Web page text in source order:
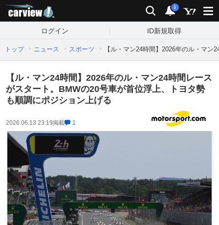
検索 通知
i
ログイン ID新規取得
トップ ニュース スポーツ 【ル・マン24時間】2026年のル・マ
【ル・マン24時間】2026年のル・マン24時間レース
がスタート。BMWの20号車が首位浮上、トヨタ勢
も順調にポジション上げる
2026.06.13 23:19掲載 1